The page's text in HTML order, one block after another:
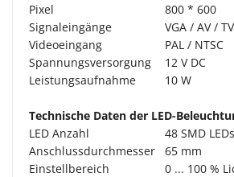
Pixel
800 * 600
Signaleingänge
VGA / AV /
Videoeingang
PAL / NTSC
Spannungsversorgung
12 V DC
Leistungsaufnahme
10 W
Technische Daten der LED-
LED Anzahl
48 SMD LEDs
Anschlussdurchmesser
65 mm
Einstellbereich
0 ... 100 %